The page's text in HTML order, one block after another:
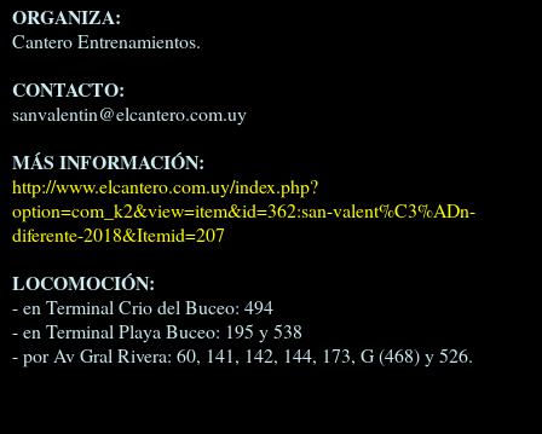
ORGANIZA:
Cantero Entrenamientos.
CONTACTO:
sanvalentin@elcantero.com.uy
MÁS INFORMACIÓN:
http://www.elcantero.com.uy/index.php?
option=com_k2&view=item&id=362:san-valent%C3%ADn-
diferente-2018&Itemid=207
LOCOMOCIÓN:
- en Terminal Crio del Buceo: 494
- en Terminal Playa Buceo: 195 y 538
- por Av Gral Rivera: 60, 141, 142, 144, 173, G (468) y 526.